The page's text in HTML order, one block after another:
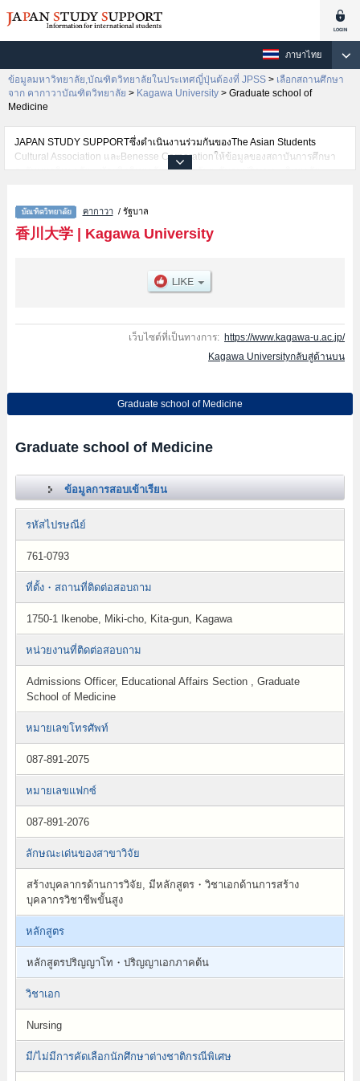
ภาษาไทย
ข้อมูลมหาวิทยาลัย,บัณฑิตวิทยาลัยในประเทศญี่ปุ่นต้องที่ JPSS > เลือกสถานศึกษา
จาก คากาวาบัณฑิตวิทยาลัย > Kagawa University > Graduate school of
Medicine
JAPAN STUDY SUPPORTซึ่งดำเนินงานร่วมกันของThe Asian Students
Cultural Association และBenesse Corporationให้ข้อมูลของสถาบันการศึกษา
ระดับมหาวิทยาลัย・บัณฑิตวิทยาลัย・วิทยาลัยระดับอนุปริญญา・วิทยาลัย
ชาติเช่นGraduate school of Medicine เป็นต้น,ข้อมูลของแต่ละสาขาวิจัย,ข้อมูล
การสอบคัดเลือกเข้าศึกษาเช่นจำนวนคนที่รับสมัครหรือจำนวนคนที่ผ่านการสอบ
คัดเลือกเป็นต้น,แนะนำสถานที่,การเดินทางเป็นต้นไว้ด้วยดังนั้นขอเชิญใช้บริการ
คากาวา/ รัฐบาล
香川大学| Kagawa University
เว็บไซต์ที่เป็นทางการ: https://www.kagawa-u.ac.jp/
Kagawa Universityกลับสู่ด้านบน
Graduate school of Medicine
Graduate school of Medicine
ข้อมูลการสอบเข้าเรียน
รหัสไปรษณีย์
761-0793
ที่ตั้ง・สถานที่ติดต่อสอบถาม
1750-1 Ikenobe, Miki-cho, Kita-gun, Kagawa
หน่วยงานที่ติดต่อสอบถาม
Admissions Officer, Educational Affairs Section , Graduate
School of Medicine
หมายเลขโทรศัพท์
087-891-2075
หมายเลขแฟกซ์
087-891-2076
ลักษณะเด่นของสาขาวิจัย
สร้างบุคลากรด้านการวิจัย, มีหลักสูตร・วิชาเอกด้านการสร้าง
บุคลากรวิชาชีพขั้นสูง
หลักสูตร
หลักสูตรปริญญาโท・ปริญญาเอกภาคต้น
วิชาเอก
Nursing
มี/ไม่มีการคัดเลือกนักศึกษาต่างชาติกรณีพิเศษ